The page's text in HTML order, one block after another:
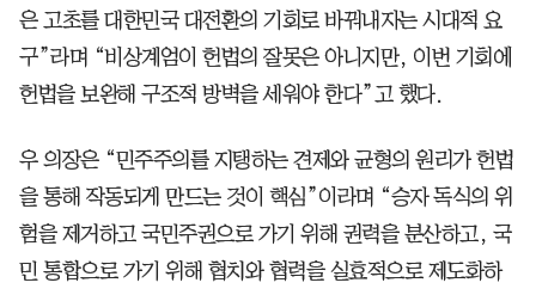
은 고초를 대한민국 대전환의 기회로 바꿔내자는 시대적 요
구”라며 “비상계엄이 헌법의 잘못은 아니지만, 이번 기회에
헌법을 보완해 구조적 방벽을 세워야 한다”고 했다.
우 의장은 “민주주의를 지탱하는 견제와 균형의 원리가 헌법
을 통해 작동되게 만드는 것이 핵심”이라며 “승자 독식의 위
험을 제거하고 국민주권으로 가기 위해 권력을 분산하고, 국
민 통합으로 가기 위해 협치와 협력을 실효적으로 제도화하